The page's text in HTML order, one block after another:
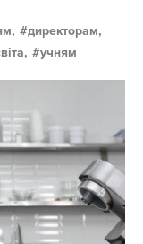
директорам,
учням